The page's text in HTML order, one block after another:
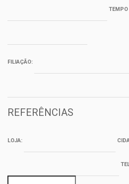
TEMPO
FILIAÇÃO:
REFERÊNCIAS
LOJA: